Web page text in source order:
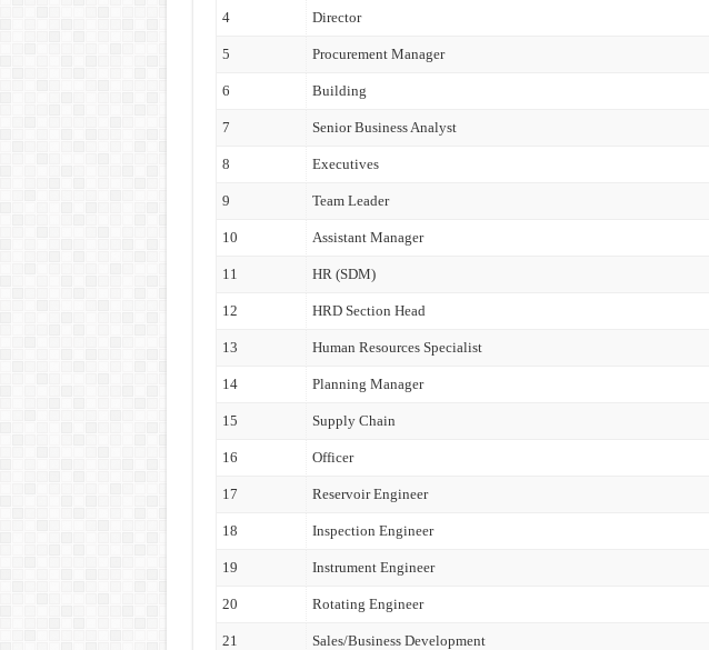
4 Director
5 Procurement Manager
6 Building
7 Senior Business Analyst
8 Executives
9 Team Leader
10 Assistant Manager
11 HR (SDM)
12 HRD Section Head
13 Human Resources Specialist
14 Planning Manager
15 Supply Chain
16 Officer
17 Reservoir Engineer
18 Inspection Engineer
19 Instrument Engineer
20 Rotating Engineer
21 Sales/Business Development